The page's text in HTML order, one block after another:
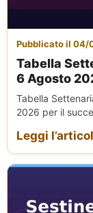
Pubblicato il 04/
Tabella
6 Agosto
Tabella
2026 per il
Leggi